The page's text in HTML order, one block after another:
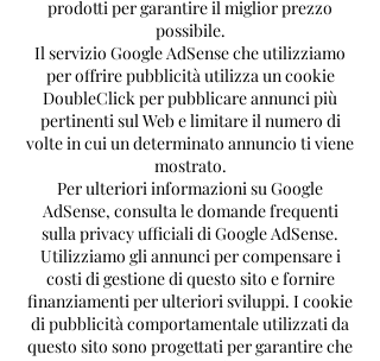
prodotti per garantire il miglior prezzo
possibile.
Il servizio Google AdSense che utilizziamo
per offrire pubblicità utilizza un cookie
DoubleClick per pubblicare annunci più
pertinenti sul Web e limitare il numero di
volte in cui un determinato annuncio ti viene
mostrato.
Per ulteriori informazioni su Google
AdSense, consulta le domande frequenti
sulla privacy ufficiali di Google AdSense.
Utilizziamo gli annunci per compensare i
costi di gestione di questo sito e fornire
finanziamenti per ulteriori sviluppi. I cookie
di pubblicità comportamentale utilizzati da
questo sito sono progettati per garantire che